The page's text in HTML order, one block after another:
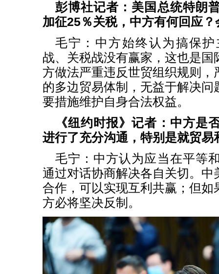
彭博社记者：美国总统特朗
加征25％关税，中方有何回应
毛宁：中方始终认为搞保
战、关税战没有赢家，这也是国
方做法严重违反世贸组织规则，
的多边贸易体制，无益于解决问
要措施维护自身合法权益。
《纽约时报》记者：中方是
进行了充分沟通，特别是就贸易
毛宁：中方认为应当在平等
通过对话协商解决各自关切。中
合作，可以实现互利共赢；但如
方必将坚决反制。